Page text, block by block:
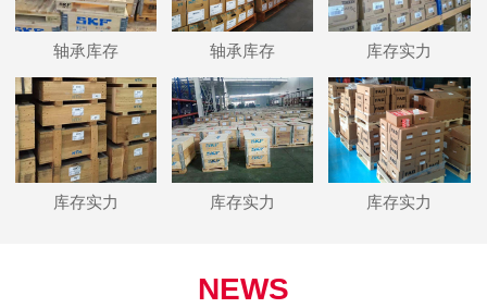
轴承库存 轴承库存 库存实力
库存实力 库存实力 库存实力
NEWS